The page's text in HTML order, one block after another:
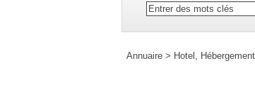
Annuaire > Hotel, Hébergement